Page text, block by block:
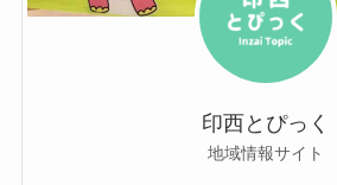
印西とぴっく
地域情報サイト